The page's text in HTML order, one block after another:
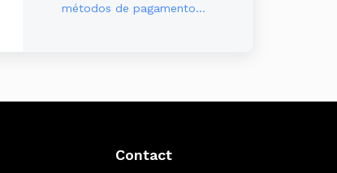
métodos de pagamento
Contact